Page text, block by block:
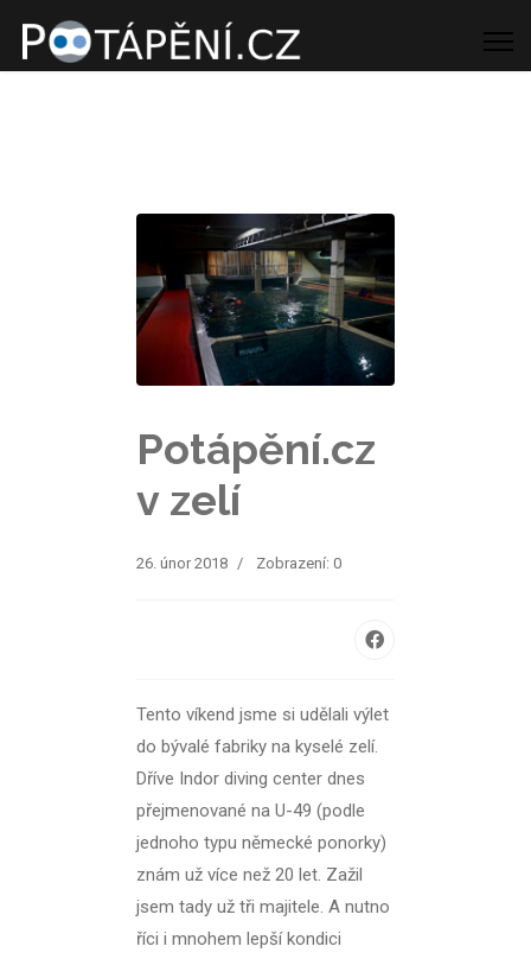
Potápění.cz
v zelí
26. únor 2018 Zobrazení: 0
Tento víkend jsme si udělali výlet
do bývalé fabriky na kyselé zelí.
Dříve Indor diving center dnes
přejmenované na U-49 (podle
jednoho typu německé ponorky)
znám už více než 20 let. Zažil
jsem tady už tři majitele. A nutno
říci i mnohem lepší kondici